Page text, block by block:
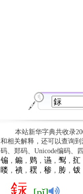
本站新华字典共收录
和相关解释，还可以查询
码、郑码、Unicode编码、
䦂 ， 䥇 ， 䴗， 䜩， 䴕， 㧟
䁖， 䙡， 䎬 ， 䅟， 䏝， 䥽
銢